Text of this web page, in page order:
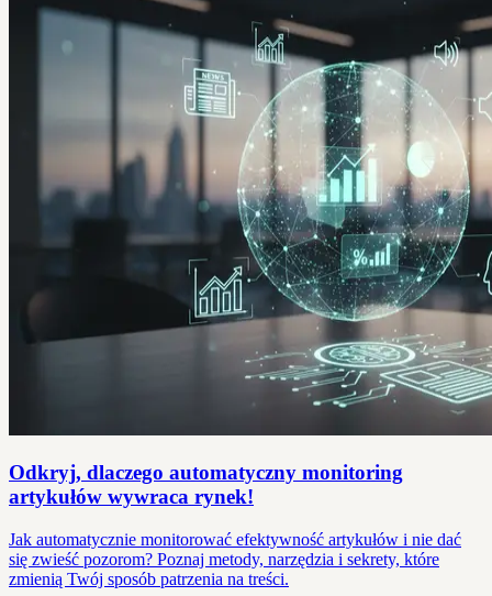
Odkryj, dlaczego automatyczny monitoring
artykułów wywraca rynek!
Jak automatycznie monitorować efektywność artykułów i nie dać
się zwieść pozorom? Poznaj metody, narzędzia i sekrety, które
zmienią Twój sposób patrzenia na treści.